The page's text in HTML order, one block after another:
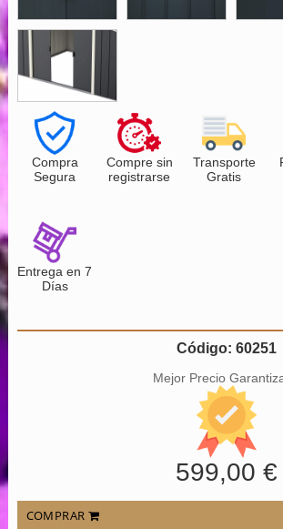
Compra
Segura
Compre sin
registrarse
Transporte
Gratis
Entrega en 7
Días
Código: 60251
Mejor Precio
599,00 €
COMPRAR